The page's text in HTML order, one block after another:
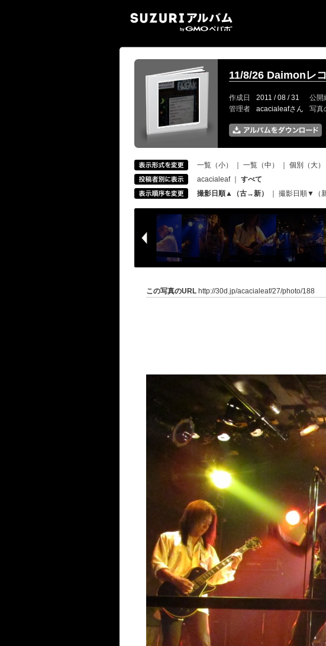
11/8/26 Daimonレ
作成日 2011 / 08 / 31 公開
管理者
acacialeafさん 写真
一覧（小） 一覧（中） 個別（大）
acacialeaf｜ すべて
撮影日順▲（古→新）
撮影日順▼（
この写真のURL http://30d.jp/acacialeaf/27/photo/188